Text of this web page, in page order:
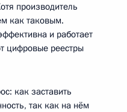
производитель
как таковым.
и работает
цифровые реестры
как заставить
так как на нём